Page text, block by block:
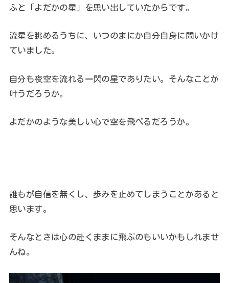
ふと「よだかの星」を思い出していたからです。
流星を眺めるうちに、いつのまにか自分自身に問いかけ
ていました。
自分も夜空を流れる一閃の星でありたい。そんなことが
叶うだろうか。
よだかのような美しい心で空を飛べるだろうか。
誰もが自信を無くし、歩みを止めてしまうことがあると
思います。
そんなときは心の赴くままに飛ぶのもいいかもしれませ
んね。